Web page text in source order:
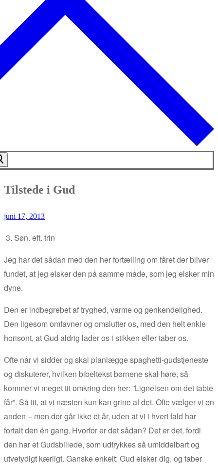
Tilstede i Gud
juni 17, 2013
3. Søn. eft. trin
Jeg har det sådan med den her fortælling om fåret der bliver
fundet, at jeg elsker den på samme måde, som jeg elsker min
dyne.
Den er indbegrebet af tryghed, varme og genkendelighed.
Den ligesom omfavner og omslutter os, med den helt enkle
horisont, at Gud aldrig lader os i stikken eller taber os.
Ofte når vi sidder og skal planlægge spaghetti-gudstjeneste
og diskuterer, hvilken bibeltekst børnene skal høre, så
kommer vi meget tit omkring den her: ”Lignelsen om det tabte
får”. Så tit, at vi næsten kun kan grine af det. Ofte vælger vi en
anden – men der går ikke et år, uden at vi i hvert fald har
fortalt den én gang. Hvorfor er det sådan? Det er det, fordi
den har et Gudsbillede, som udtrykkes så umiddelbart og
utvetydigt kærligt. Ganske enkelt: Gud elsker dig, og taber